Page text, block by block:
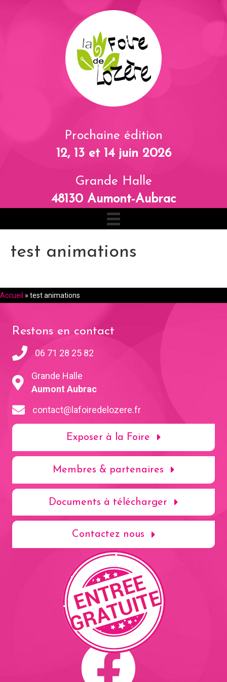
Prochaine édition
12, 13 et 14 juin 2026
Grande Halle
48130 Aumont-Aubrac
test animations
Accueil » test animations
Restons en contact
06 71 28 25 82
Grande Halle
Aumont Aubrac
contact@lafoiredelozere.fr
Exposer à la Foire
Membres & partenaires
Documents à télécharger
Contactez nous